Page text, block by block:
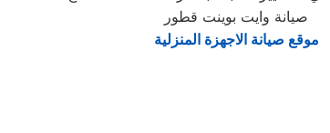
صيانة وايت بوينت قطور
موقع صيانة الاجهزة المنزلية